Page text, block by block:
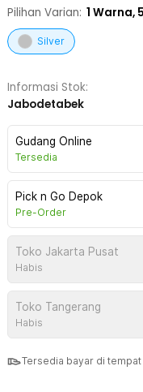
Pilihan Varian: 1 Warna,
Silver
Informasi Stok:
Jabodetabek
Gudang Online
Tersedia
Pick n Go Depok
Pre-Order
Toko Jakarta Pusat
Habis
Toko Tangerang
Habis
Tersedia bayar di tempat